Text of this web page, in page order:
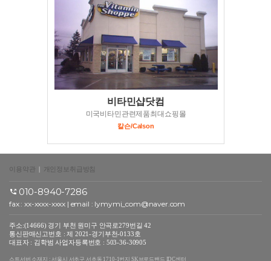
비타민샵닷컴
미국비타민관련제품최대쇼핑몰
칼슨/Calson
이용약관 개인정보취급방침
010-8940-7286
fax : xx-xxxx-xxxx | email : lymymi_com@naver.com
주소:(14666) 경기 부천 원미구 안곡로279번길 42
통신판매신고번호 : 제 2021-경기부천-0133호
대표자 : 김학범 사업자등록번호 : 503-36-30905
스트서버 소재지 : 서울시 서초구 서초동 1710-1번지 SK브로드밴드 IDC센터